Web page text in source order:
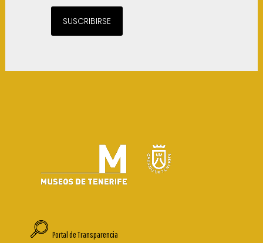
SUSCRIBIRSE
Portal de Transparencia